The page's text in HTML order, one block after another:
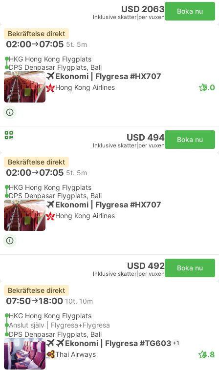
USD 2063
Inklusive skatter per vuxen
Boka nu
Bekräftelse direkt
02:00 07:05 5t. 5m
HKG Hong Kong Flygplats
DPS Denpasar Flygplats, Bali
Ekonomi | Flygresa #HX707
Hong Kong Airlines 5.0
USD 494
Inklusive skatter per vuxen
Boka nu
Bekräftelse direkt
02:00 07:05 5t. 5m
HKG Hong Kong Flygplats
DPS Denpasar Flygplats, Bali
Ekonomi | Flygresa #HX707
Hong Kong Airlines
USD 492
Inklusive skatter per vuxen
Boka nu
Bekräftelse direkt
07:50 18:00 10t. 10m
HKG Hong Kong Flygplats
Anslut själv | Flygresa+Flygresa
DPS Denpasar Flygplats, Bali
Ekonomi | Flygresa #TG603 +1
Thai Airways 4.8